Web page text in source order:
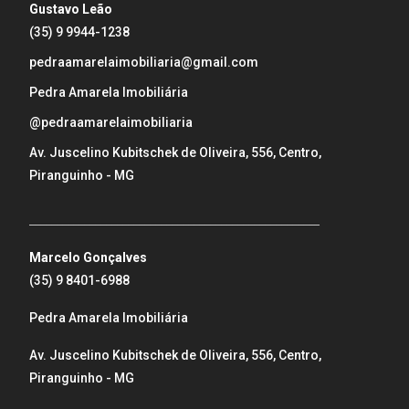
Gustavo Leão
(35) 9 9944-1238
pedraamarelaimobiliaria@gmail.com
Pedra Amarela Imobiliária
@pedraamarelaimobiliaria
Av. Juscelino Kubitschek de Oliveira, 556, Centro,
Piranguinho - MG
Marcelo Gonçalves
(35) 9 8401-6988
Pedra Amarela Imobiliária
Av. Juscelino Kubitschek de Oliveira, 556, Centro,
Piranguinho - MG